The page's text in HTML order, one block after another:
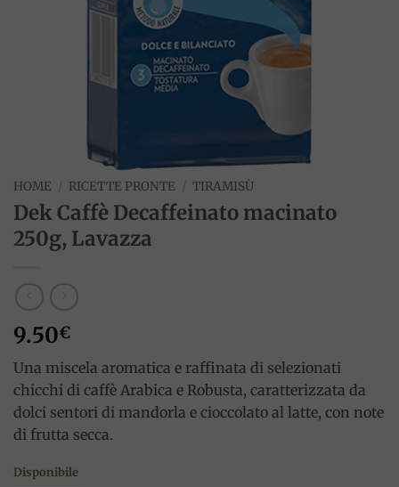
HOME / RICETTE PRONTE / TIRAMISÙ
Dek Caffè Decaffeinato macinato
250g, Lavazza
9.50€
Una miscela aromatica e raffinata di selezionati
chicchi di caffè Arabica e Robusta, caratterizzata da
dolci sentori di mandorla e cioccolato al latte, con note
di frutta secca.
Disponibile